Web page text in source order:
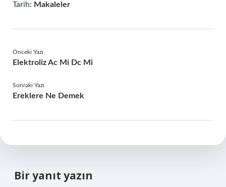
Tarih: Makaleler
Önceki Yazı
Elektroliz Ac Mi Dc Mi
Sonraki Yazı
Ereklere Ne Demek
Bir yanıt yazın